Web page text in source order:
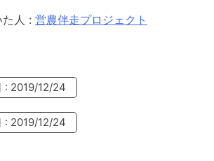
人 : 営農伴走プロジェクト
: 2019/12/24
: 2019/12/24